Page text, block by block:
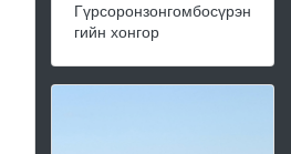
Гүрсоронзонгомбосүрэн
гийн хонгор